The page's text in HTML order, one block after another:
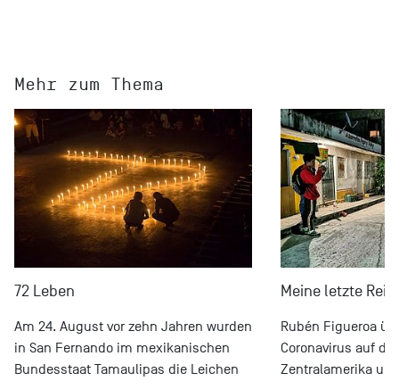
Mehr zum Thema
72 Leben
Am 24. August vor zehn Jahren wurden
in San Fernando im mexikanischen
Bundesstaat Tamaulipas die Leichen
Meine letzte
Rubén Figueroa
Coronavirus auf
Zentralamerika